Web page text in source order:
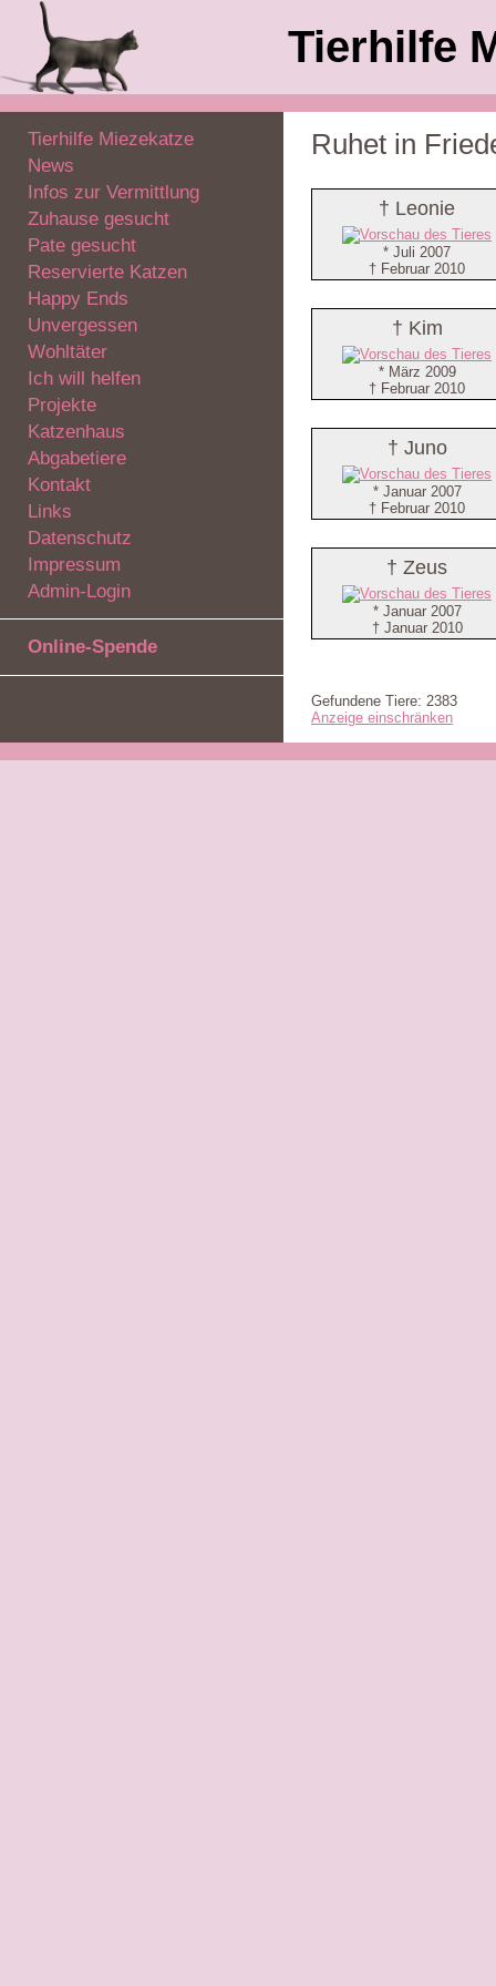
Tierhilfe
Tierhilfe Miezekatze
News
Infos zur Vermittlung
Zuhause gesucht
Pate gesucht
Reservierte Katzen
Happy Ends
Unvergessen
Wohltäter
Ich will helfen
Projekte
Katzenhaus
Abgabetiere
Kontakt
Links
Datenschutz
Impressum
Admin-Login
Online-Spende
Ruhet in
† Leonie
* Juli 2007
† Februar 2010
† Kim
* März 2009
† Februar 2010
† Juno
* Januar 2007
† Februar 2010
† Zeus
* Januar 2007
† Januar 2010
Gefundene Tiere: 2383
Anzeige einschränken